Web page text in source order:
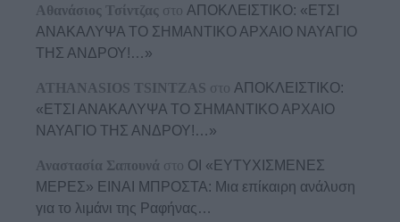
Αθανάσιος Τσίντζας στο ΑΠΟΚΛΕΙΣΤΙΚΟ: «ΕΤΣΙ
ΑΝΑΚΑΛΥΨΑ ΤΟ ΣΗΜΑΝΤΙΚΟ ΑΡΧΑΙΟ ΝΑΥΑΓΙΟ
ΤΗΣ ΑΝΔΡΟΥ!…»
ATHANASIOS TSINTZAS στο ΑΠΟΚΛΕΙΣΤΙΚΟ:
«ΕΤΣΙ ΑΝΑΚΑΛΥΨΑ ΤΟ ΣΗΜΑΝΤΙΚΟ ΑΡΧΑΙΟ
ΝΑΥΑΓΙΟ ΤΗΣ ΑΝΔΡΟΥ!…»
Αναστασία Σαπουνά στο ΟΙ «ΕΥΤΥΧΙΣΜΕΝΕΣ
ΜΕΡΕΣ» ΕΙΝΑΙ ΜΠΡΟΣΤΑ: Μια επίκαιρη ανάλυση
για το λιμάνι της Ραφήνας…